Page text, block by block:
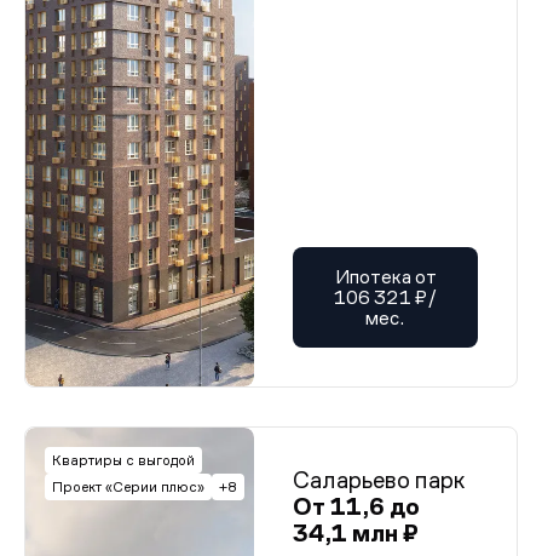
Ипотека от
106 321 ₽/
мес.
Квартиры с выгодой
Проект «Серии плюс»
+8
Саларьево парк
От 11,6 до
34,1 млн ₽